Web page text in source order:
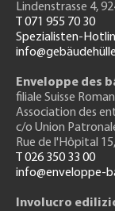
Lindenstrasse 4,
T 071 955 70 30
Spezialisten-
Enveloppe des
filiale Suisse
Association des
c/o Union
Rue de l'Hôpital 15
T 026 350 33 00
info@enveloppe-
Involucro